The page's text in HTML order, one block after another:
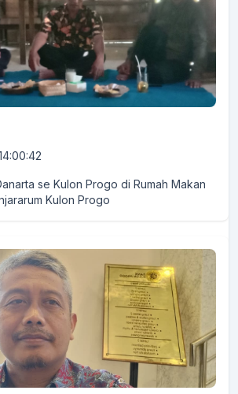
se Kulon Progo di Rumah Makan
Kulon Progo